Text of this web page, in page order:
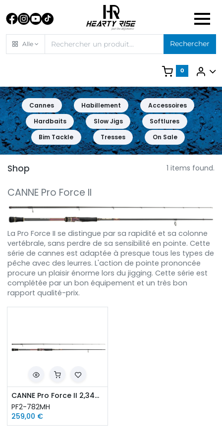
Alle Rechercher
0
Cannes Habillement
Accessoires
Hardbaits
Slow Jigs
Softlures
Bim Tackle
Tresses On Sale
Shop 1 items found.
CANNE Pro Force II
La Pro Force II se distingue par sa rapidité et sa colonne
vertébrale, sans perdre de sa sensibilité en pointe. Cette
série de cannes est adaptée à presque tous les types de
pêche avec des leurres. L'action de pointe prononcée
procure un plaisir énorme lors du jigging. Cette série est
complétée par un bon équipement et un très bon
rapport qualité-prix.
CANNE Pro Force II 2,34M 10-44G
PF2-782MH
259,00 €